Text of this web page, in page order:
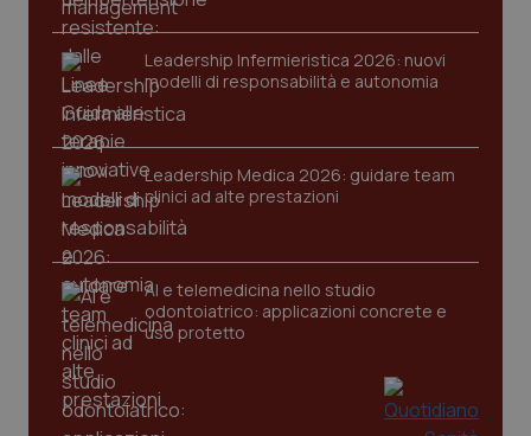
Leadership Infermieristica 2026: nuovi
modelli di responsabilità e autonomia
Leadership Medica 2026: guidare team
clinici ad alte prestazioni
AI e telemedicina nello studio
odontoiatrico: applicazioni concrete e
uso protetto
tracking-sites-ironfish-
www.quotidianosanita.it
_ga
Google LLC
.quotidianosanita.it